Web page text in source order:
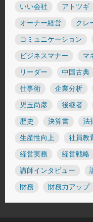
いい会社 アトツギ
オーナー経営 クレ
コミュニケーション
ビジネスマナー マ
リーダー 中国古典
仕事術 企業分析
児玉尚彦 後継者
歴史 決算書 法
生産性向上 社員教
経営実務 経営戦略
講師インタビュー
財務 財務力アップ